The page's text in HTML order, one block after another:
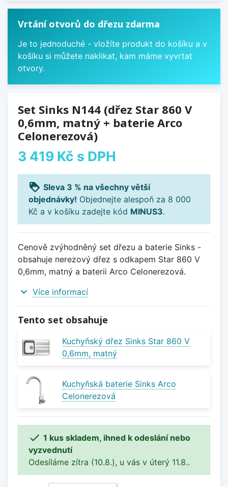
Vrtání otvorů do dřezu zdarma
Je to jednoduché - vložíte produkt do košíku a v
košíku si můžete naklikat, kam máme vyvrtat
otvory.
Set Sinks N144 (dřez Star 860 V
0,6mm, matný + baterie Arco
Celonerezová)
3 419 Kč s DPH
loyalty Sleva 3 % na všechny větší
objednávky! Objednejte alespoň za 8 000
Kč a v košíku zadejte kód MINUS3.
Cenově zvýhodněný set dřezu a baterie Sinks -
obsahuje nerezový dřez s odkapem Star 860 V
0,6mm, matný a baterii Arco Celonerezová.
expand_more Více informací
Tento set obsahuje
Kuchyňský dřez Sinks Star 860 V
0,6mm, matný
Kuchyňská baterie Sinks Arco
Celonerezová
 1 kus skladem, ihned k odeslání nebo
vyzvednutí
Odesíláme zítra (10.8.), u vás v úterý 11.8..